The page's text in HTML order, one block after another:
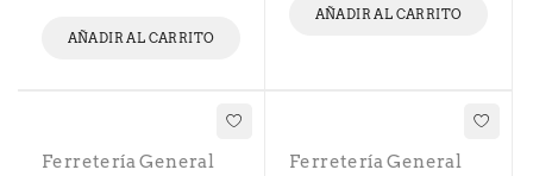
AÑADIR AL CARRITO
AÑADIR AL CARRITO
Ferretería General
Ferretería General